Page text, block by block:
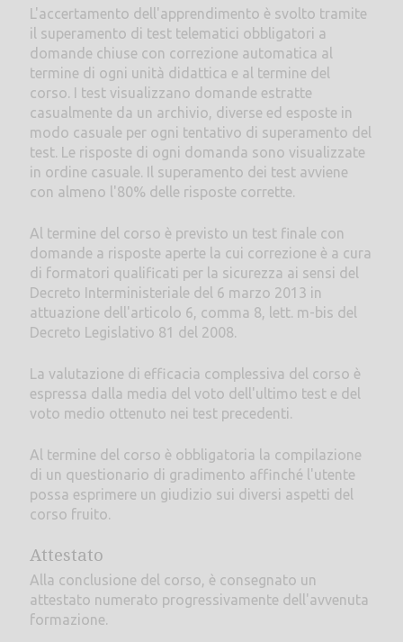
L'accertamento dell'apprendimento è svolto tramite
il superamento di test telematici obbligatori a
domande chiuse con correzione automatica al
termine di ogni unità didattica e al termine del
corso. I test visualizzano domande estratte
casualmente da un archivio, diverse ed esposte in
modo casuale per ogni tentativo di superamento del
test. Le risposte di ogni domanda sono visualizzate
in ordine casuale. Il superamento dei test avviene
con almeno l'80% delle risposte corrette.
Al termine del corso è previsto un test finale con
domande a risposte aperte la cui correzione è a cura
di formatori qualificati per la sicurezza ai sensi del
Decreto Interministeriale del 6 marzo 2013 in
attuazione dell'articolo 6, comma 8, lett. m-bis del
Decreto Legislativo 81 del 2008.
La valutazione di efficacia complessiva del corso è
espressa dalla media del voto dell'ultimo test e del
voto medio ottenuto nei test precedenti.
Al termine del corso è obbligatoria la compilazione
di un questionario di gradimento affinché l'utente
possa esprimere un giudizio sui diversi aspetti del
corso fruito.
Attestato
Alla conclusione del corso, è consegnato un
attestato numerato progressivamente dell'avvenuta
formazione.